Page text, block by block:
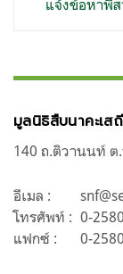
แจ้งข้อหาพี่
มูลนิธิสืบนาคะเส
140 ถ.ติวานนท์ ต
อีเมล :
โทรศัพท์ : 0-
แฟกซ์ :
0-